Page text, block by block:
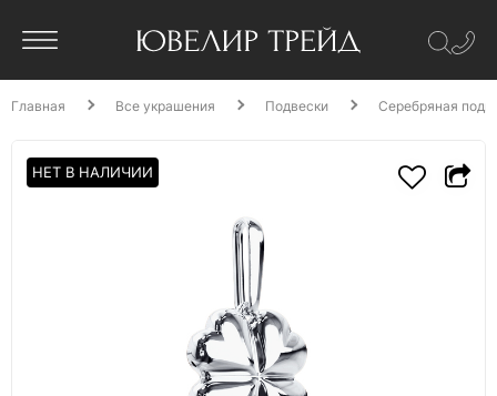
Главная Все украшения Подвески Серебряная
НЕТ В НАЛИЧИИ